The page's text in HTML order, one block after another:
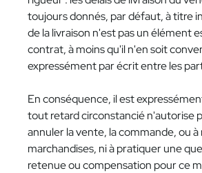
toujours donnés, par défaut, à titre
de la livraison n'est pas un élément
contrat, à moins qu'il n'en soit
expressément par écrit entre les
En conséquence, il est
tout retard circonstancié n'autorise
annuler la vente, la commande, ou
marchandises, ni à pratiquer une
retenue ou compensation pour ce